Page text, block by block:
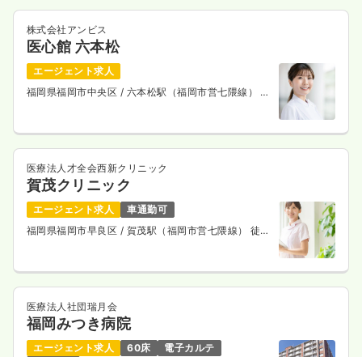
株式会社アンビス
医心館 六本松
エージェント求人
福岡県福岡市中央区 / 六本松駅（福岡市営七隈線） 徒
医療法人才全会西新クリニック
賀茂クリニック
エージェント求人
車通勤可
福岡県福岡市早良区 / 賀茂駅（福岡市営七隈線） 徒歩
医療法人社団瑞月会
福岡みつき病院
エージェント求人 60床
電子カルテ